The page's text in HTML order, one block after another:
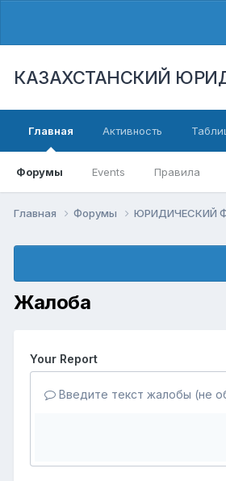
КАЗАХСТАНСКИЙ
Главная
Форумы Events Правила
Активность
Главная Форумы ЮРИДИЧЕСКИЙ
Жалоба
Your Report
Введите текст жалобы (не